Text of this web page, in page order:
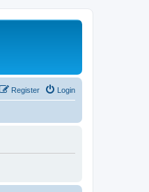
Login
Register